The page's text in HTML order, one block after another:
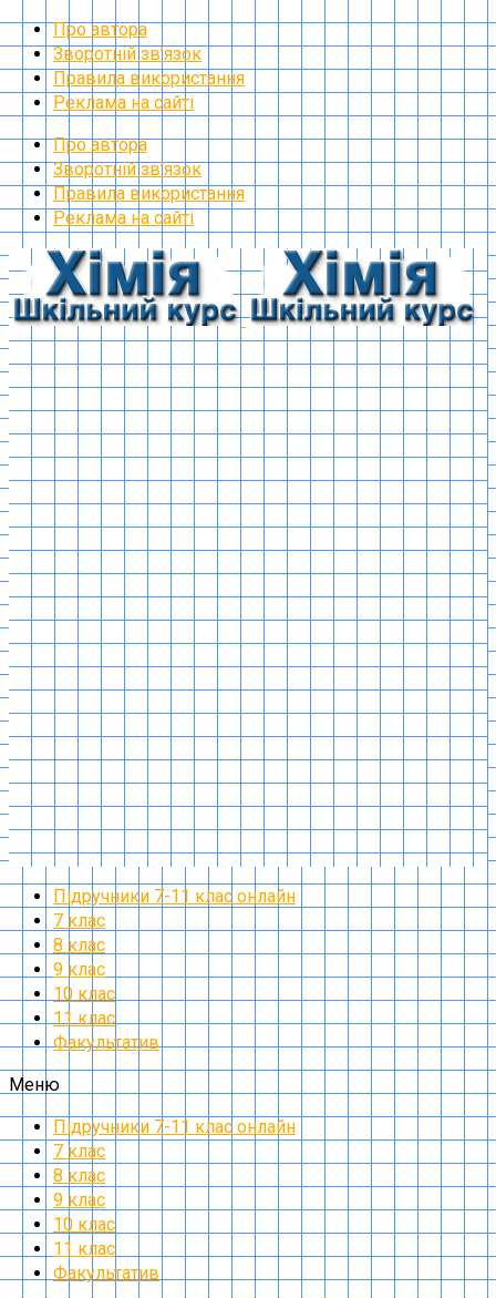
Про автора
Зворотній зв’язок
Правила використання
Реклама на сайті
Про автора
Зворотній зв’язок
Правила використання
Реклама на сайті
Підручники 7-11 клас онлайн
7 клас
8 клас
9 клас
10 клас
11 клас
Факультатив
Меню
Підручники 7-11 клас онлайн
7 клас
8 клас
9 клас
10 клас
11 клас
Факультатив